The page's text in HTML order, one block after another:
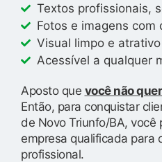
Textos profissionais,
Fotos e imagens com
Visual limpo e
Acessível a qualquer
Aposto que você não
Então, para conquistar
de Novo Triunfo/BA, você
empresa qualificada para
profissional.